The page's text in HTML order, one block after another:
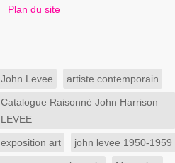
Plan du site
John Levee artiste contemporain
Catalogue Raisonné John Harrison
LEVEE
exposition art john levee 1950-1959